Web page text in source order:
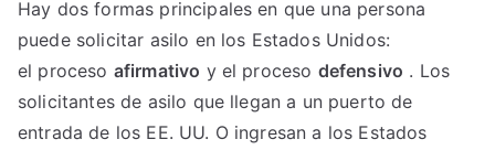
Hay dos formas principales en que una persona
puede solicitar asilo en los Estados Unidos:
el proceso afirmativo y el proceso defensivo . Los
solicitantes de asilo que llegan a un puerto de
entrada de los EE. UU. O ingresan a los Estados